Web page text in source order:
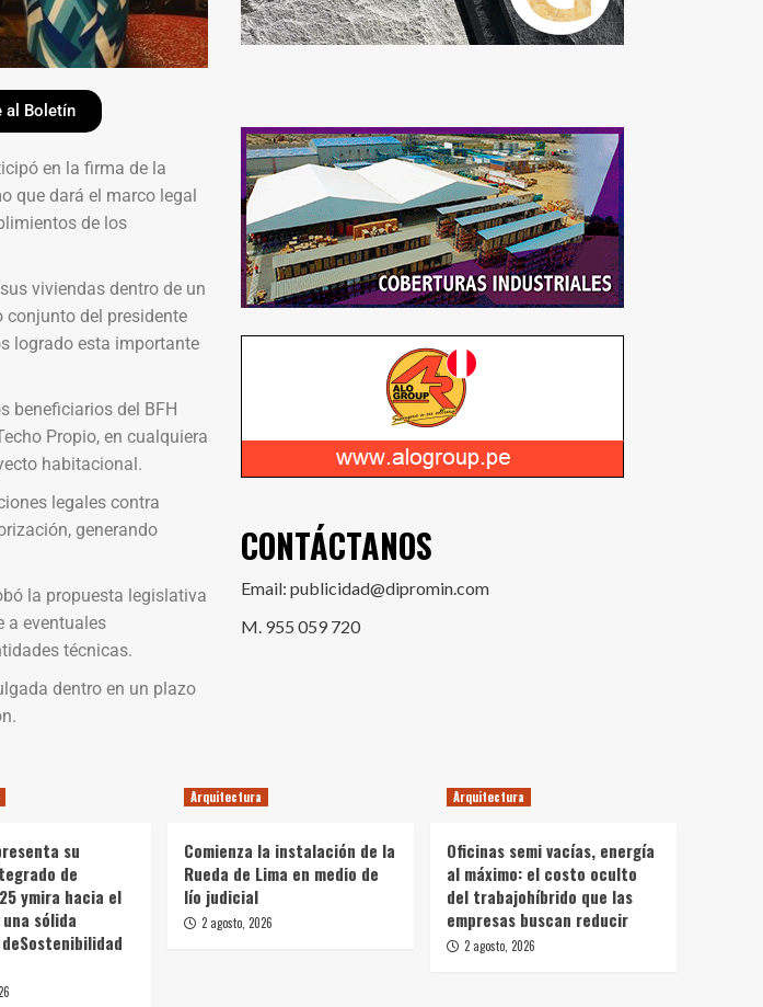
al Boletín
en la firma de la
que dará el marco legal
de los
viviendas dentro de un
conjunto del presidente
logrado esta importante
beneficiarios del BFH
Propio, en cualquiera
habitacional.
legales contra
generando
la propuesta legislativa
a eventuales
técnicas.
dentro en un plazo
CONTÁCTANOS
Email: publicidad@dipromin.com
M. 955 059 720
su
de
ymira hacia el
sólida
Arquitectura
Comienza la instalación de la
Rueda de Lima en medio de
lío judicial
2 agosto, 2026
Arquitectura
Oficinas semi vacías, energía
al máximo: el costo oculto
del trabajohíbrido que las
empresas buscan reducir
2 agosto, 2026